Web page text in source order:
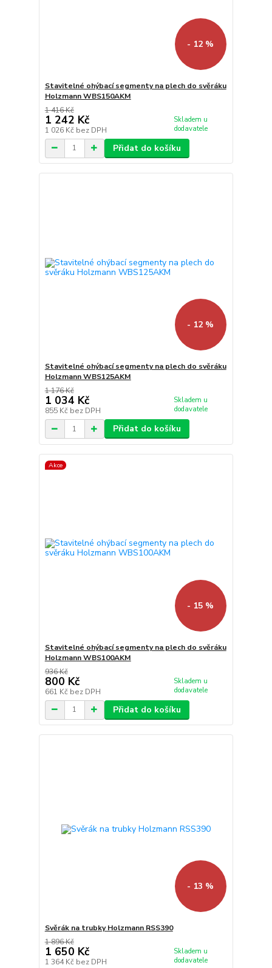
- 12 %
Stavitelné ohýbací segmenty na plech do svěráku
Holzmann WBS150AKM
1 416 Kč
1 242 Kč
1 026 Kč bez DPH
Skladem u
dodavatele
Přidat do košíku
- 12 %
Stavitelné ohýbací segmenty na plech do svěráku
Holzmann WBS125AKM
1 176 Kč
1 034 Kč
855 Kč bez DPH
Skladem u
dodavatele
Přidat do košíku
Akce
- 15 %
Stavitelné ohýbací segmenty na plech do svěráku
Holzmann WBS100AKM
936 Kč
800 Kč
661 Kč bez DPH
Skladem u
dodavatele
Přidat do košíku
- 13 %
Svěrák na trubky Holzmann RSS390
1 896 Kč
1 650 Kč
1 364 Kč bez DPH
Skladem u
dodavatele